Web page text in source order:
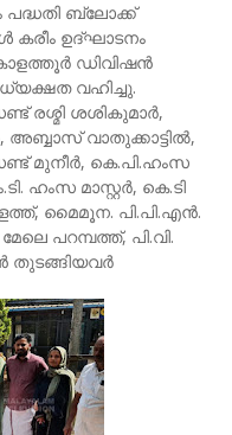
പദ്ധതി ബ്ലോക്ക്
ഉദ്ഘാടനം
ഡിവിഷൻ
വഹിച്ചു.
രശ്മി ശശികുമാർ,
അബ്ബാസ് വാതുക്കാട്ടിൽ,
മുനീർ, കെ.പി.ഹംസ
ഹംസ മാസ്റ്റർ, കെ.ടി
മൈമൂന. പി.പി.എൻ.
പറമ്പത്ത്, പി.വി.